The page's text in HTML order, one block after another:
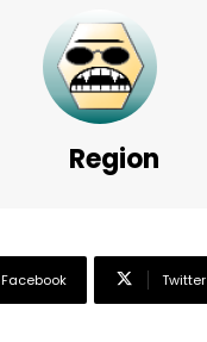
Region
Facebook Twitter